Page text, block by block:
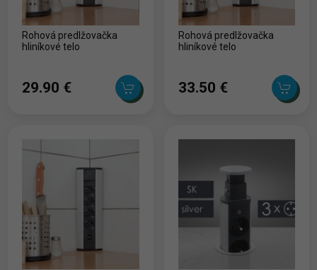
Rohová predlžovačka
hliníkové telo
29.90 ‎€
Rohová predlžovačka
hliníkové telo
33.50 ‎€